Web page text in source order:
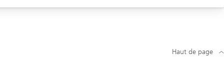
Haut de page